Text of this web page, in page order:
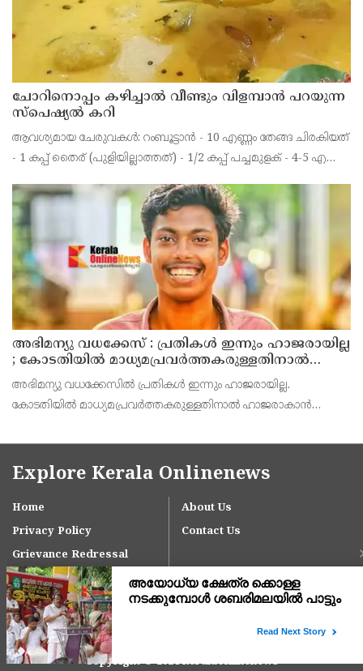
ചോറിനൊപ്പം കഴിച്ചാൽ വീണ്ടും വിളമ്പാൻ പറയുന്ന
സ്പെഷ്യൽ കറി
ആവശ്യമായ ചേരുവകൾ: റംബൂട്ടാൻ - 10 എണ്ണം തേങ്ങ ചിരകിയത്
- 1 കപ്പ് തൈര് (പുളിയില്ലാത്തത്) - 1/2 കപ്പ് പച്ചമുളക് - 4-5 എണ്ണം
ആവശ്യത്തിന് പഞ്ചസാര - 1
അഭിമന്യു വധക്കേസ് : പ്രതികൾ ഇന്നും ഹാജരായില്ല
; കോടതിയിൽ മാധ്യമപ്രവർത്തകരുള്ളതിനാൽ
ഹാജരാകാൻ ബുദ്ധിമുട്ടെന്ന് പ്രതികൾ
അഭിമന്യു വധക്കേസിൽ പ്രതികൾ ഇന്നും ഹാജരായില്ല.
കോടതിയിൽ മാധ്യമപ്രവർത്തകരുള്ളതിനാൽ ഹാജരാകാൻ
വഴി വിചാരണയിൽ പങ്കെടുക്കാൻ അനുവദിക്കണമെന്നും പ്രതിഭാ
Explore Kerala Onlinenews
Home
About Us
Privacy Policy
Contact Us
Grievance Redressal
Copyright © 2024 keralaonlinenews